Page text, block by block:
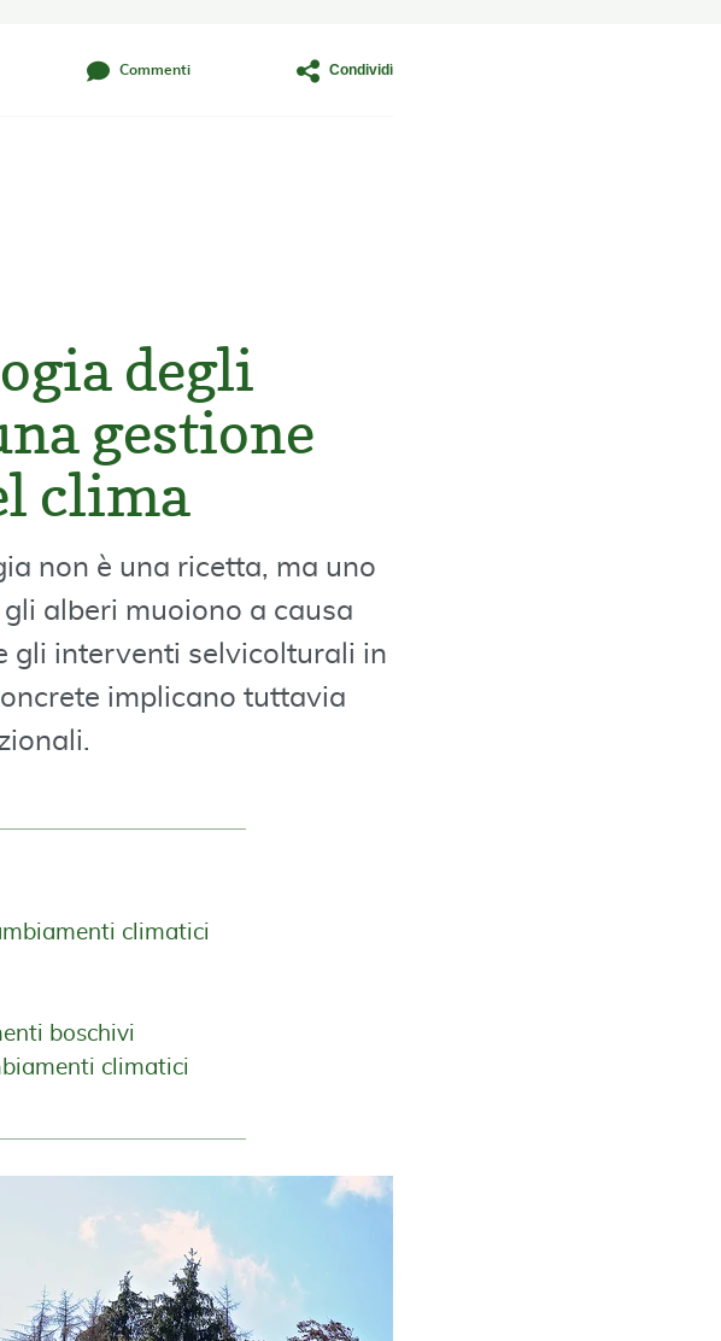
Commenti Condividi
degli
gestione
clima
non è una ricetta, ma uno
alberi muoiono a causa
gli interventi selvicolturali in
implicano tuttavia
climatici
boschivi
climatici